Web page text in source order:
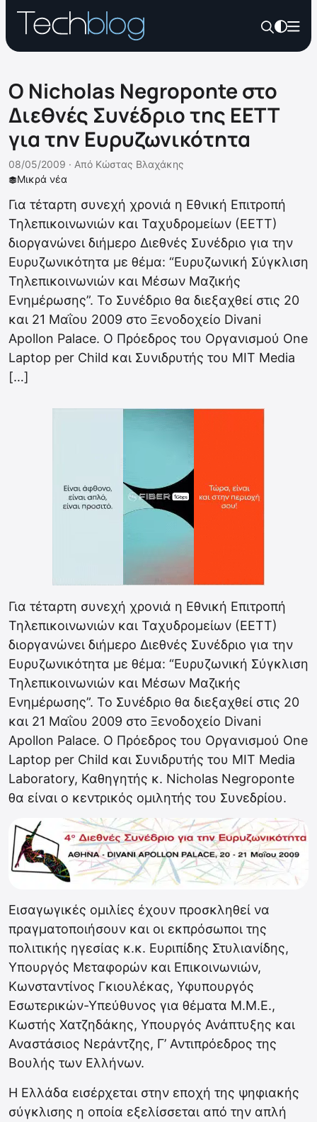
O Nicholas Negroponte στο
Διεθνές Συνέδριο της ΕΕΤΤ
για την Ευρυζωνικότητα
Μικρά νέα
08/05/2009 · Από Κώστας Βλαχάκης
Για τέταρτη συνεχή χρονιά η Εθνική Επιτροπή
Τηλεπικοινωνιών και Ταχυδρομείων (ΕΕΤΤ)
διοργανώνει διήμερο Διεθνές Συνέδριο για την
Ευρυζωνικότητα με θέμα: “Ευρυζωνική Σύγκλιση
Τηλεπικοινωνιών και Μέσων Μαζικής
Ενημέρωσης”. Το Συνέδριο θα διεξαχθεί στις 20
και 21 Μαΐου 2009 στο Ξενοδοχείο Divani
Apollon Palace. O Πρόεδρος του Οργανισμού One
Laptop per Child και Συνιδρυτής του MIT Media
[…]
Για τέταρτη συνεχή χρονιά η Εθνική Επιτροπή
Τηλεπικοινωνιών και Ταχυδρομείων (ΕΕΤΤ)
διοργανώνει διήμερο Διεθνές Συνέδριο για την
Ευρυζωνικότητα με θέμα: “Ευρυζωνική Σύγκλιση
Τηλεπικοινωνιών και Μέσων Μαζικής
Ενημέρωσης”. Το Συνέδριο θα διεξαχθεί στις 20
και 21 Μαΐου 2009 στο Ξενοδοχείο Divani
Apollon Palace. O Πρόεδρος του Οργανισμού One
Laptop per Child και Συνιδρυτής του MIT Media
Laboratory, Καθηγητής κ. Nicholas Negroponte
θα είναι ο κεντρικός ομιλητής του Συνεδρίου.
Εισαγωγικές ομιλίες έχουν προσκληθεί να
πραγματοποιήσουν και οι εκπρόσωποι της
πολιτικής ηγεσίας κ.κ. Ευριπίδης Στυλιανίδης,
Υπουργός Μεταφορών και Επικοινωνιών,
Κωνσταντίνος Γκιουλέκας, Υφυπουργός
Εσωτερικών-Υπεύθυνος για θέματα Μ.Μ.Ε.,
Κωστής Χατζηδάκης, Υπουργός Ανάπτυξης και
Αναστάσιος Νεράντζης, Γ’ Αντιπρόεδρος της
Βουλής των Ελλήνων.
Η Ελλάδα εισέρχεται στην εποχή της ψηφιακής
σύγκλισης η οποία εξελίσσεται από την απλή